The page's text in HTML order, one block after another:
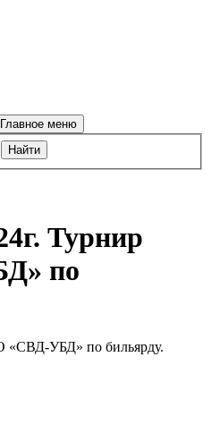
Главное меню
Турнир
по
«СВД-УБД» по бильярду.